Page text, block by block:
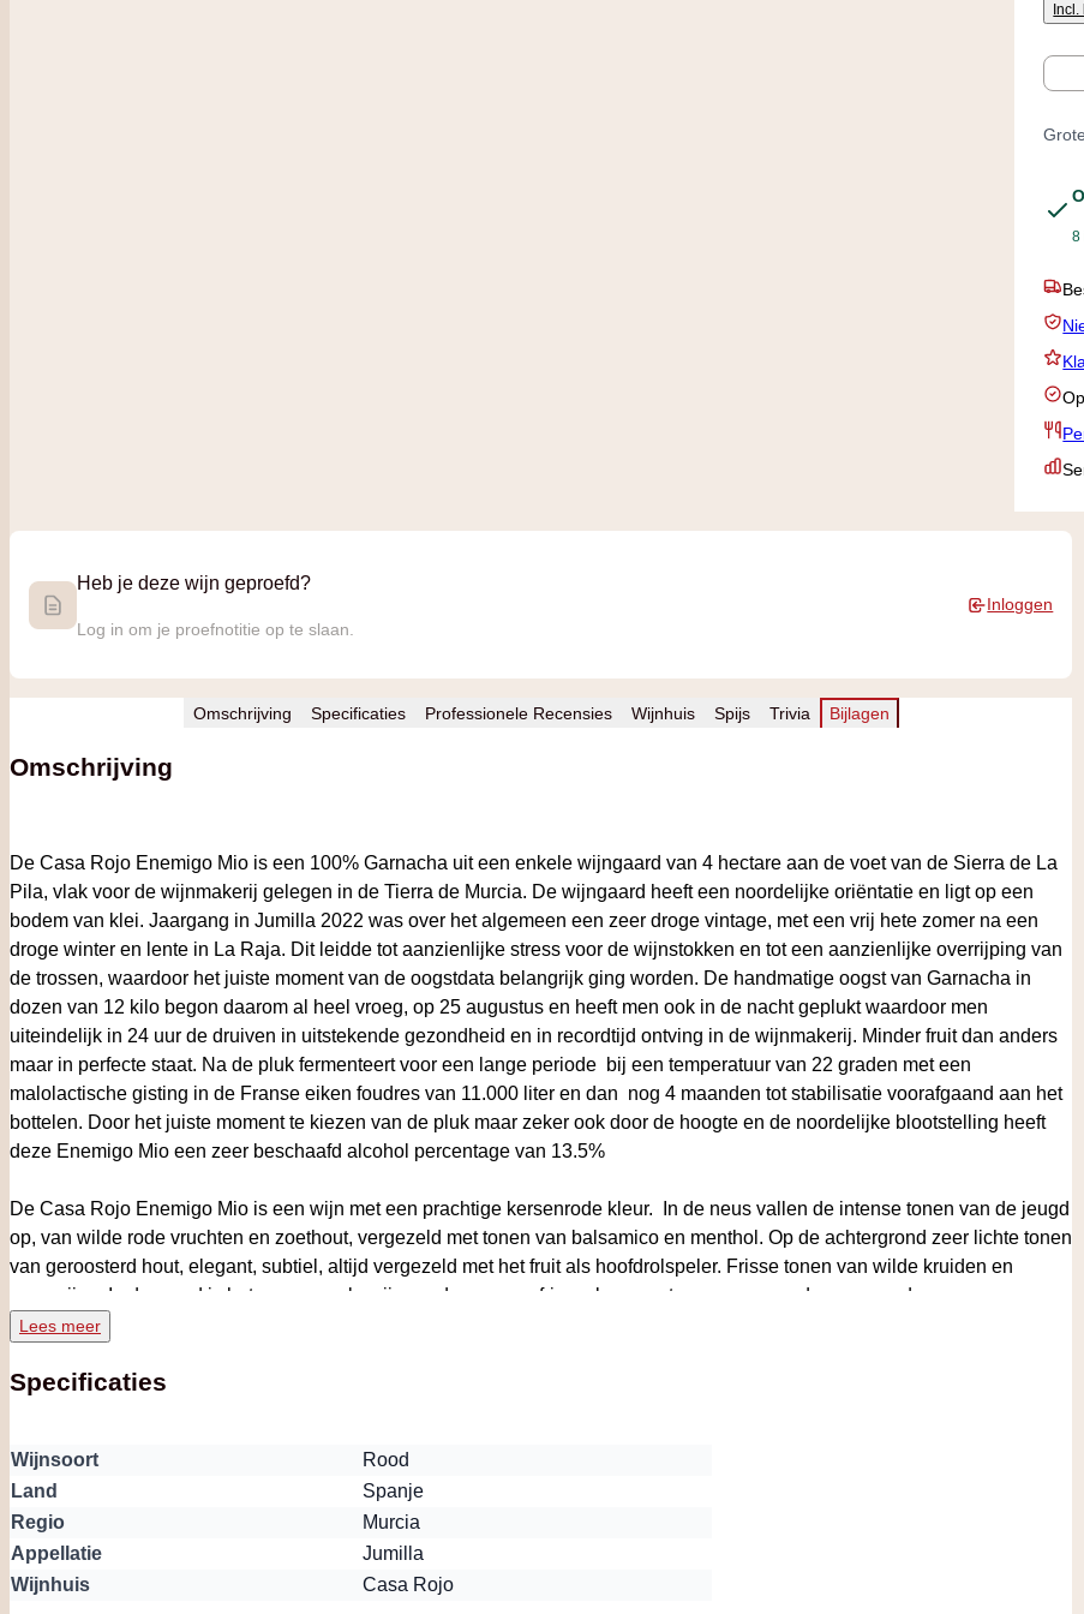
Incl.
8
Heb je deze wijn geproefd?
Log in om je proefnotitie op te slaan.
Inloggen
Omschrijving Specificaties Professionele Recensies Wijnhuis Spijs Trivia Bijlagen
Omschrijving
De Casa Rojo Enemigo Mio is een 100% Garnacha uit een enkele wijngaard van 4 hectare aan de voet van de Sierra de La
Pila, vlak voor de wijnmakerij gelegen in de Tierra de Murcia. De wijngaard heeft een noordelijke oriëntatie en ligt op een
bodem van klei. Jaargang in Jumilla 2022 was over het algemeen een zeer droge vintage, met een vrij hete zomer na een
droge winter en lente in La Raja. Dit leidde tot aanzienlijke stress voor de wijnstokken en tot een aanzienlijke overrijping van
de trossen, waardoor het juiste moment van de oogstdata belangrijk ging worden. De handmatige oogst van Garnacha in
dozen van 12 kilo begon daarom al heel vroeg, op 25 augustus en heeft men ook in de nacht geplukt waardoor men
uiteindelijk in 24 uur de druiven in uitstekende gezondheid en in recordtijd ontving in de wijnmakerij. Minder fruit dan anders
maar in perfecte staat. Na de pluk fermenteert voor een lange periode bij een temperatuur van 22 graden met een
malolactische gisting in de Franse eiken foudres van 11.000 liter en dan nog 4 maanden tot stabilisatie voorafgaand aan het
bottelen. Door het juiste moment te kiezen van de pluk maar zeker ook door de hoogte en de noordelijke blootstelling heeft
deze Enemigo Mio een zeer beschaafd alcohol percentage van 13.5%
De Casa Rojo Enemigo Mio is een wijn met een prachtige kersenrode kleur. In de neus vallen de intense tonen van de jeugd
op, van wilde rode vruchten en zoethout, vergezeld met tonen van balsamico en menthol. Op de achtergrond zeer lichte tonen
van geroosterd hout, elegant, subtiel, altijd vergezeld met het fruit als hoofdrolspeler. Frisse tonen van wilde kruiden en
specerijen. In de mond is het een soepele wijn, wederom zeer fris en lang, met een verrassende zuurgraad en aangename
tannines.
WEETJE:In de Tab: Bijlage vindt u de officiële factsheet van deze fraaie wijn. Wij sturen u die automatisch toe bij een
naast de Rijksweg met volop parkeergelegenheid. Klik
OVER CASA ROJO
THE MOST IMPORTANT VIRTUE OF A WINE IS BALANCE” LAURA MUÑOZ-ROJO - Bij Casa Rojo maken ze wijnen
Lees meer
Specificaties
Wijnsoort
Rood
Land
Spanje
Regio
Murcia
Appellatie
Jumilla
Wijnhuis
Casa Rojo